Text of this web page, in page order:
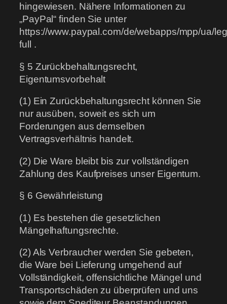
hingewiesen. Nähere Informationen zu
„PayPal“ finden Sie unter
https://www.paypal.com/de/webapps/mpp/ua/
full .
§ 5 Zurückbehaltungsrecht,
Eigentumsvorbehalt
(1) Ein Zurückbehaltungsrecht können Sie
nur ausüben, soweit es sich um
Forderungen aus demselben
Vertragsverhältnis handelt.
(2) Die Ware bleibt bis zur vollständigen
Zahlung des Kaufpreises unser Eigentum.
§ 6 Gewährleistung
(1) Es bestehen die gesetzlichen
Mängelhaftungsrechte.
(2) Als Verbraucher werden Sie gebeten,
die Ware bei Lieferung umgehend auf
Vollständigkeit, offensichtliche Mängel und
Transportschäden zu überprüfen und uns